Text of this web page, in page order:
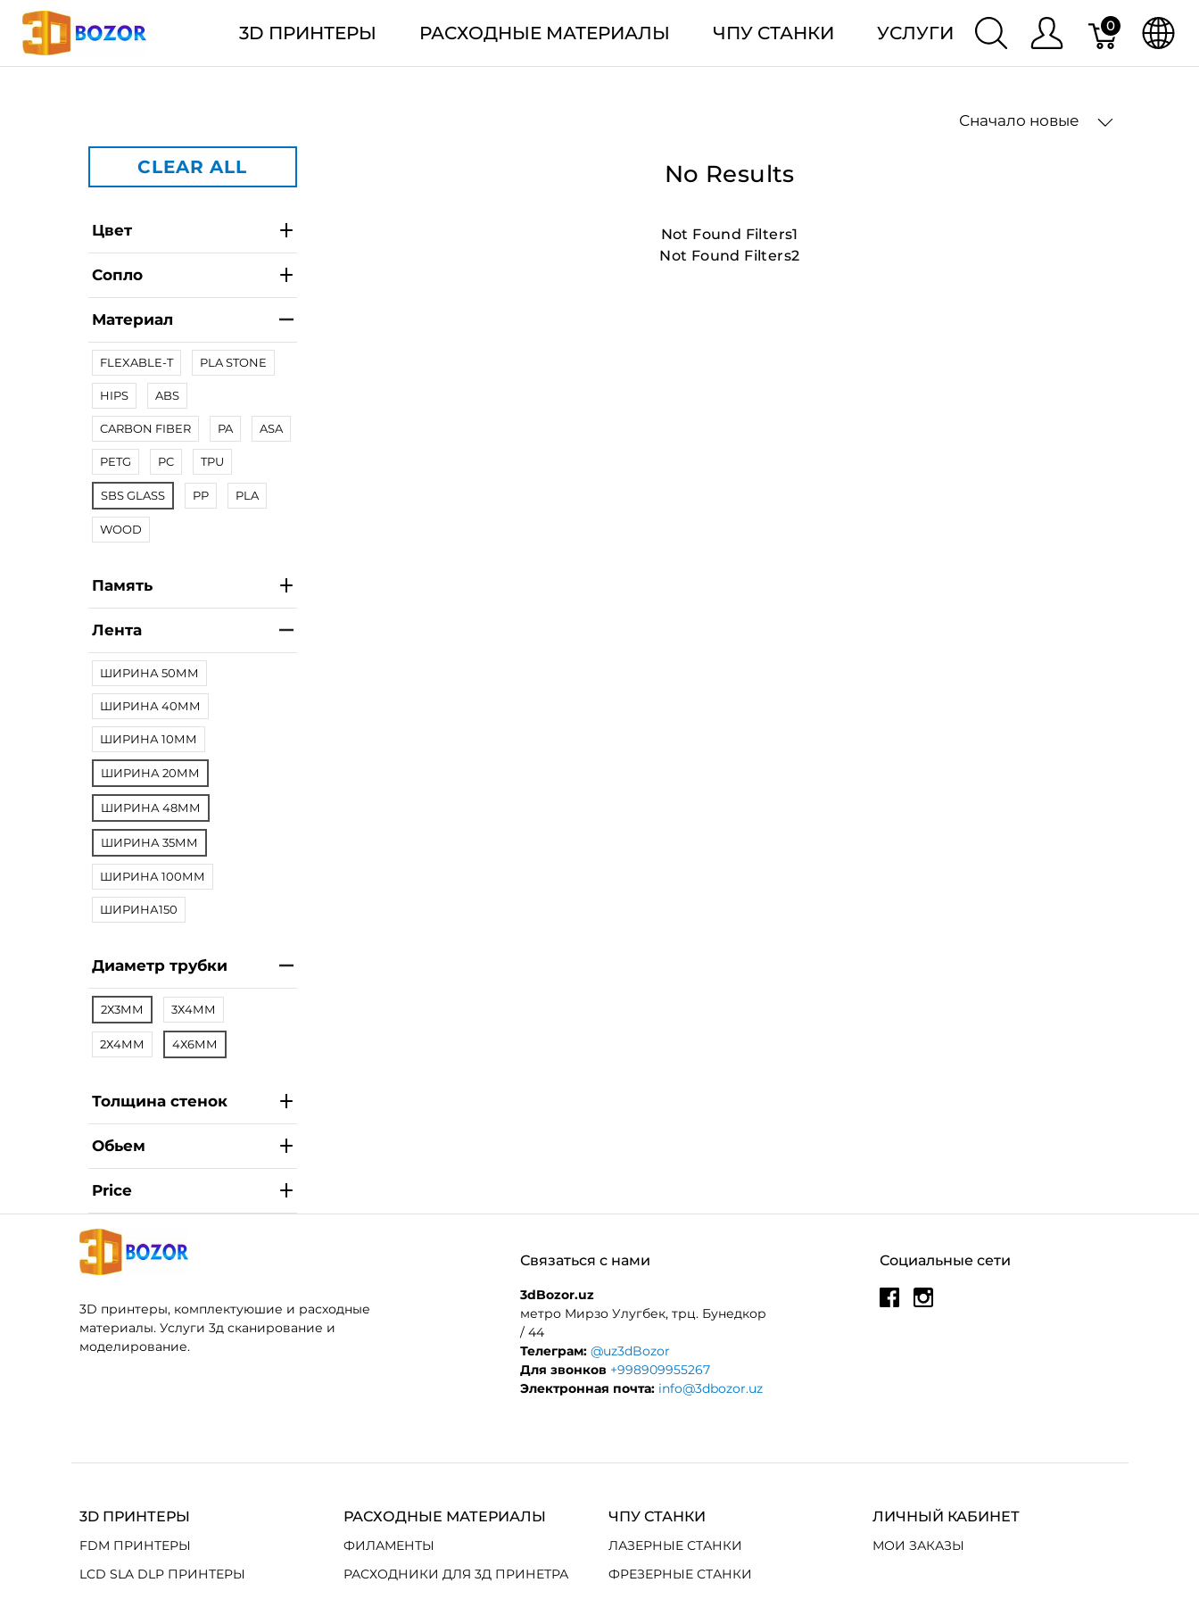
3D ПРИНТЕРЫ РАСХОДНЫЕ МАТЕРИАЛЫ ЧПУ СТАНКИ УСЛУГИ 0
Сначало новые
CLEAR ALL
Цвет
Сопло
Материал
FLEXABLE-T PLA STONE
HIPS ABS
CARBON FIBER PA ASA
PETG PC TPU
SBS GLASS PP PLA
WOOD
Память
Лента
ШИРИНА 50ММ
ШИРИНА 40ММ
ШИРИНА 10ММ
ШИРИНА 20ММ
ШИРИНА 48ММ
ШИРИНА 35ММ
ШИРИНА 100ММ
ШИРИНА150
Диаметр трубки
2Х3ММ 3Х4ММ
2Х4ММ 4Х6ММ
Толщина стенок
Обьем
Price
No Results
Not Found Filters1
Not Found Filters2
3D принтеры, комплектуюшие и расходные
материалы. Услуги 3д сканирование и
моделирование.
Социальные сети
Связаться с нами
3dBozor.uz
метро Мирзо Улугбек, трц. Бунедкор
/ 44
Телеграм: @uz3dBozor
Для звонков +998909955267
Электронная почта: info@3dbozor.uz
3D ПРИНТЕРЫ
FDM ПРИНТЕРЫ
LCD SLA DLP ПРИНТЕРЫ
РАСХОДНЫЕ МАТЕРИАЛЫ
ФИЛАМЕНТЫ
РАСХОДНИКИ ДЛЯ 3Д ПРИНЕТРА
ЧПУ СТАНКИ
ЛАЗЕРНЫЕ СТАНКИ
ФРЕЗЕРНЫЕ СТАНКИ
ЛИЧНЫЙ КАБИНЕТ
МОИ ЗАКАЗЫ